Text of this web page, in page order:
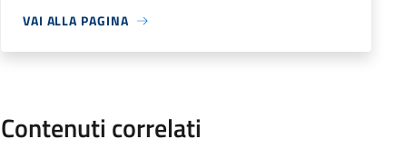
VAI ALLA PAGINA
Contenuti correlati